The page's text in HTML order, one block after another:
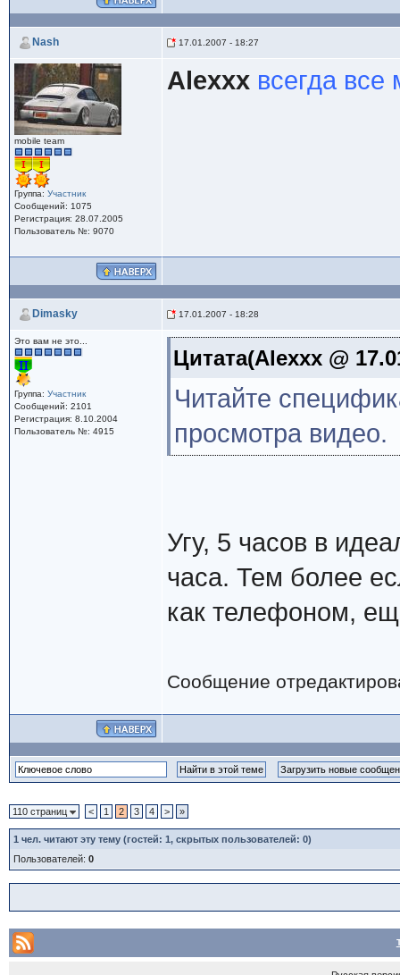
Nash 17.01.2007 - 18:27
mobile team
Группа: Участник
Сообщений: 1075
Регистрация: 28.07.2005
Пользователь №: 9070
Alexxx всегда
Dimasky 17.01.2007 - 18:28
Это вам не это...
Группа: Участник
Сообщений: 2101
Регистрация: 8.10.2004
Пользователь №: 4915
Цитата(Alexxx @
Читайте
просмотра видео.
Угу, 5 часов в
часа. Тем более
как телефоном,
Сообщение
110 страниц < 1 2 3 4 > »
1 чел. читают эту тему (гостей: 1, скрытых пользователей: 0)
Пользователей: 0